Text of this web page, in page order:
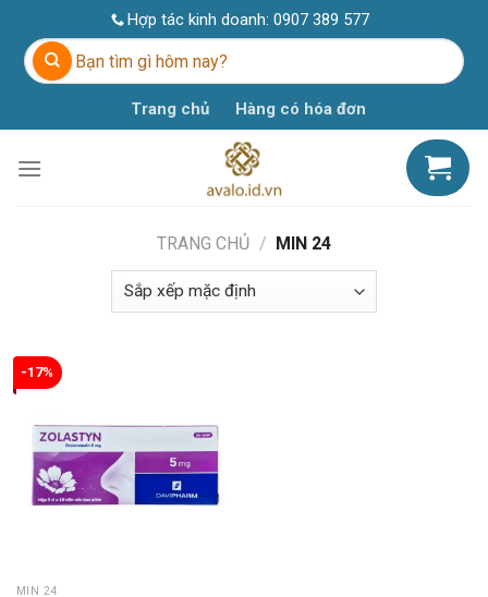
content
Hợp tác kinh doanh: 0907 389 577
Tìm
kiếm:
Trang chủ Hàng có hóa đơn
TRANG CHỦ / MIN 24
-17%
MIN 24